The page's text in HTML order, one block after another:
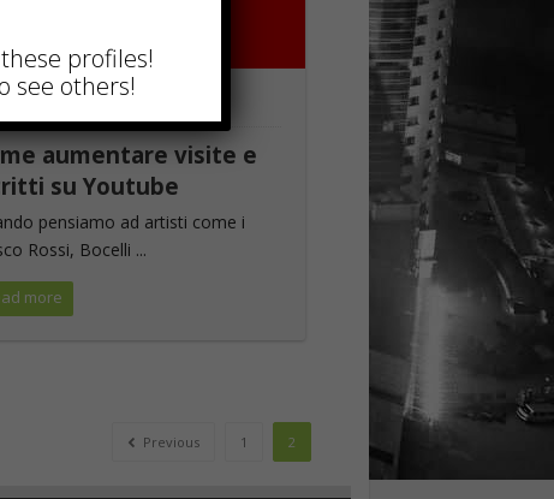
aumentare visite e
su Youtube
pensiamo ad artisti come i
Rossi, Bocelli ...
more
Previous 1 2
profiles!
see others!